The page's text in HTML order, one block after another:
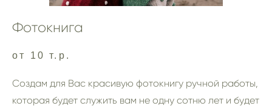
Фотокнига
от 10 т.р.
Создам для Вас красивую фотокнигу ручной работы,
которая будет служить вам не одну сотню лет и будет